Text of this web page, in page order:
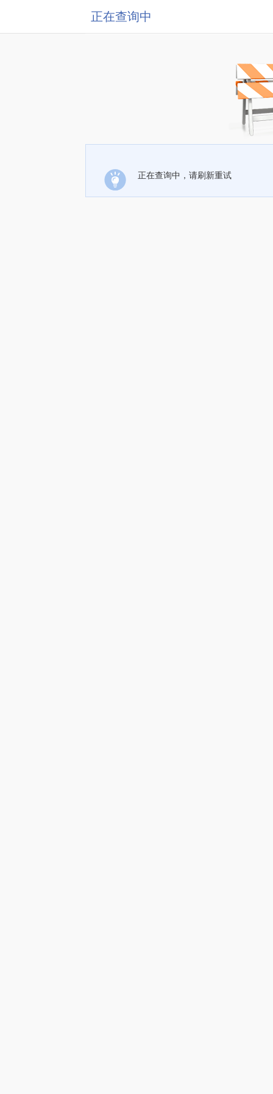
正在查询中
正在查询中，请刷新重试